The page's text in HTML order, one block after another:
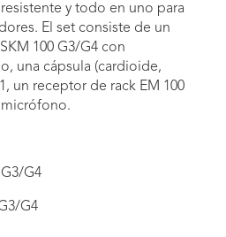
y todo en uno para
El set consiste de un
100 G3/G4 con
una cápsula (cardioide,
un receptor de rack EM 100
micrófono.
G4
G4